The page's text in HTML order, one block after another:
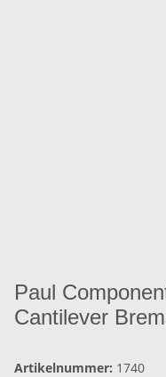
Paul
Cantilever
Artikelnummer: 1740